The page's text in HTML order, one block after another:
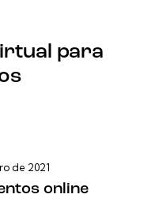
para
de 2021
online